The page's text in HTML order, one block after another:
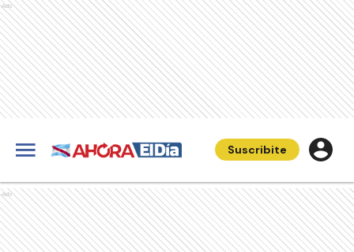
Ads
Suscribite
Ads